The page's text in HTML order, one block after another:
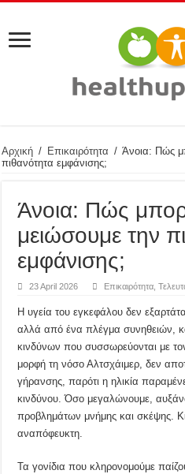
Αρχική / Επικαιρότητα / Άνοια: Πώς
πιθανότητα εμφάνισης;
Άνοια: Πώς
μειώσουμε την
εμφάνισης;
23 April 2026 Επικαιρότητα ,
Η υγεία του εγκεφάλου δεν
αλλά από ένα πλέγμα συνηθειών,
κινδύνων που συσσωρεύονται με
μορφή τη νόσο Αλτσχάιμερ, δεν
γήρανσης, παρότι η ηλικία
κινδύνου. Όσο μεγαλώνουμε,
προβλημάτων μνήμης και σκέψης.
αναπόφευκτη.
Τα γονίδια που κληρονομούμε